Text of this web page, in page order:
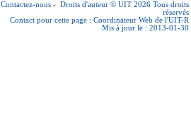
Contactez-nous - Droits d'auteur © UIT 2026 Tous droits
réservés
Contact pour cette page : Coordinateur Web de l'UIT-R
Mis à jour le : 2013-01-30